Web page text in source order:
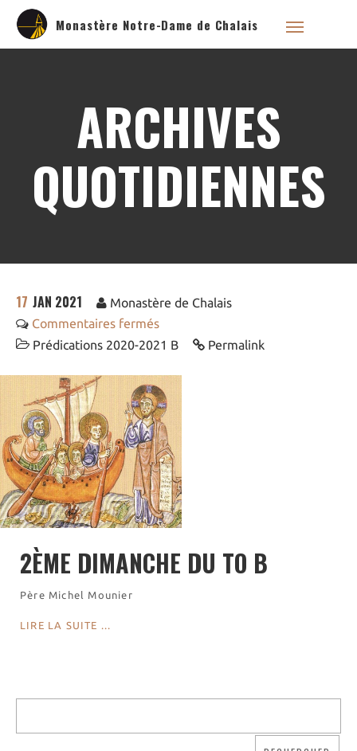
Monastère Notre-Dame de Chalais
Qui sommes nous ?
Saint Dominique
La famille dominicaine
Devenir moniale
dominicaine
Les restaurations de
l’église de Chalais
Nos emballages
ARCHIVES
QUOTIDIENNES
17 JAN 2021
Monastère de Chalais
Commentaires fermés
Prédications 2020-2021 B
Permalink
2ÈME DIMANCHE DU TO B
Père Michel Mounier
LIRE LA SUITE ...